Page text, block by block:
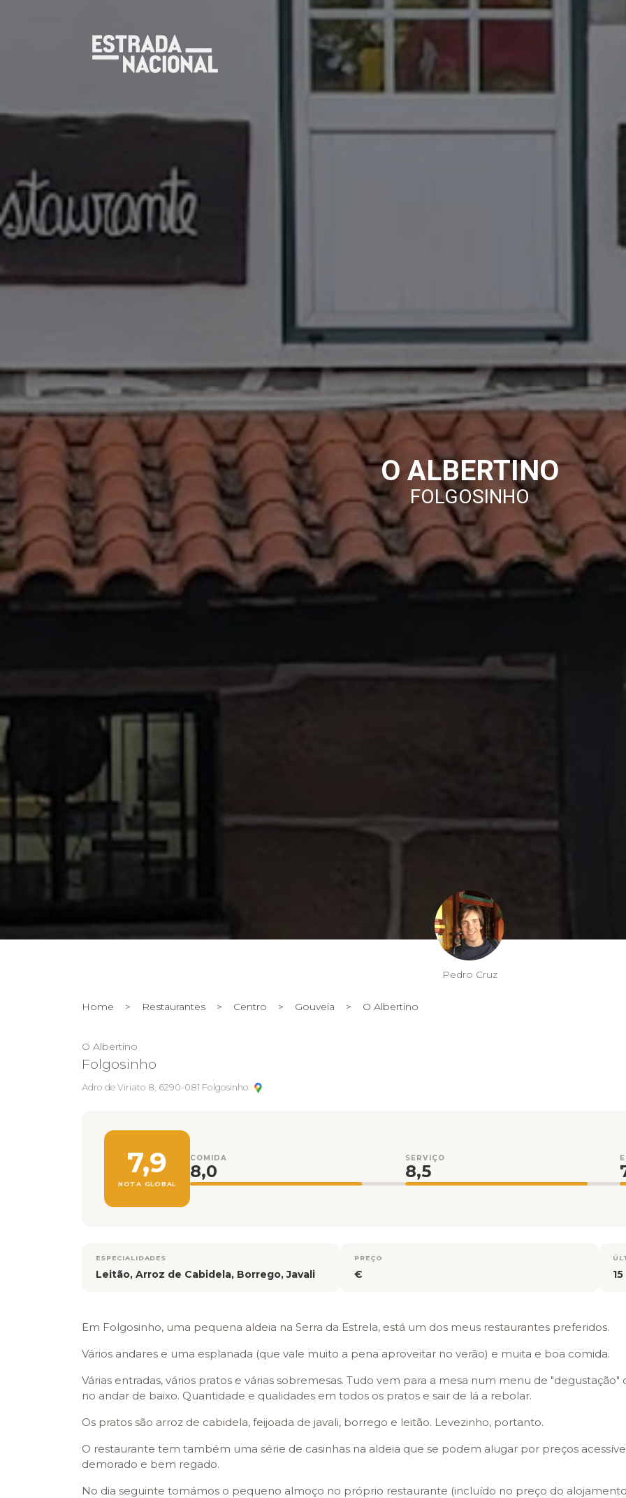
O ALBERTINO
FOLGOSINHO
Pedro Cruz
Home > Restaurantes > Centro > Gouveia > O Albertino
O Albertino
Folgosinho
Adro de Viriato 8, 6290-081 Folgosinho
7,9
NOTA GLOBAL
COMIDA
8,0
SERVIÇO
8,5
ESPECIALIDADES
Leitão, Arroz de Cabidela, Borrego, Javali
PREÇO
€
Em Folgosinho, uma pequena aldeia na Serra da Estrela, está um dos meus restaurantes preferidos.
Vários andares e uma esplanada (que vale muito a pena aproveitar no verão) e muita e boa comida.
Várias entradas, vários pratos e várias sobremesas. Tudo vem para a mesa num menu de
no andar de baixo. Quantidade e qualidades em todos os pratos e sair de lá a rebolar.
Os pratos são arroz de cabidela, feijoada de javali, borrego e leitão. Levezinho, portanto.
O restaurante tem também uma série de casinhas na aldeia que se podem alugar por preços
demorado e bem regado.
No dia seguinte tomámos o pequeno almoço no próprio restaurante (incluído no preço do